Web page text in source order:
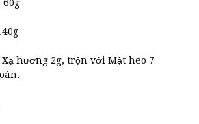
hương 2g, trộn với Mật heo 7